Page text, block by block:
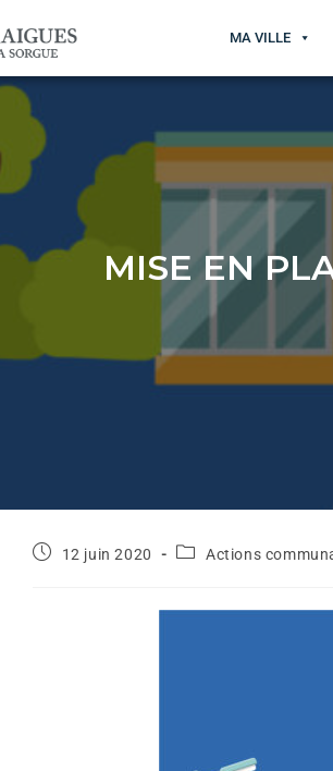
MA VILLE
MISE EN
12 juin 2020 Actions